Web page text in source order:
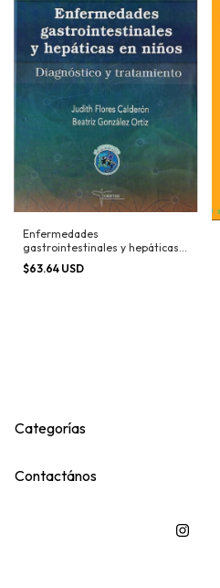
Enfermedades
gastrointestinales y hepáticas
en niños
$63.64 USD
Categorías
Contactános